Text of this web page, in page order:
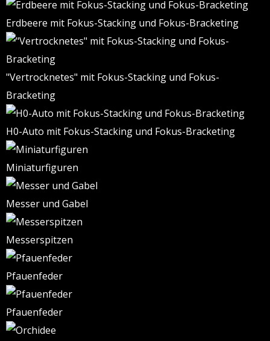
Erdbeere mit Fokus-Stacking und Fokus-Bracketing
"Vertrocknetes" mit Fokus-Stacking und Fokus-
Bracketing
H0-Auto mit Fokus-Stacking und Fokus-Bracketing
Miniaturfiguren
Messer und Gabel
Messerspitzen
Pfauenfeder
Pfauenfeder